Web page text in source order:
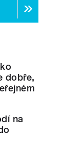
dobře,
na